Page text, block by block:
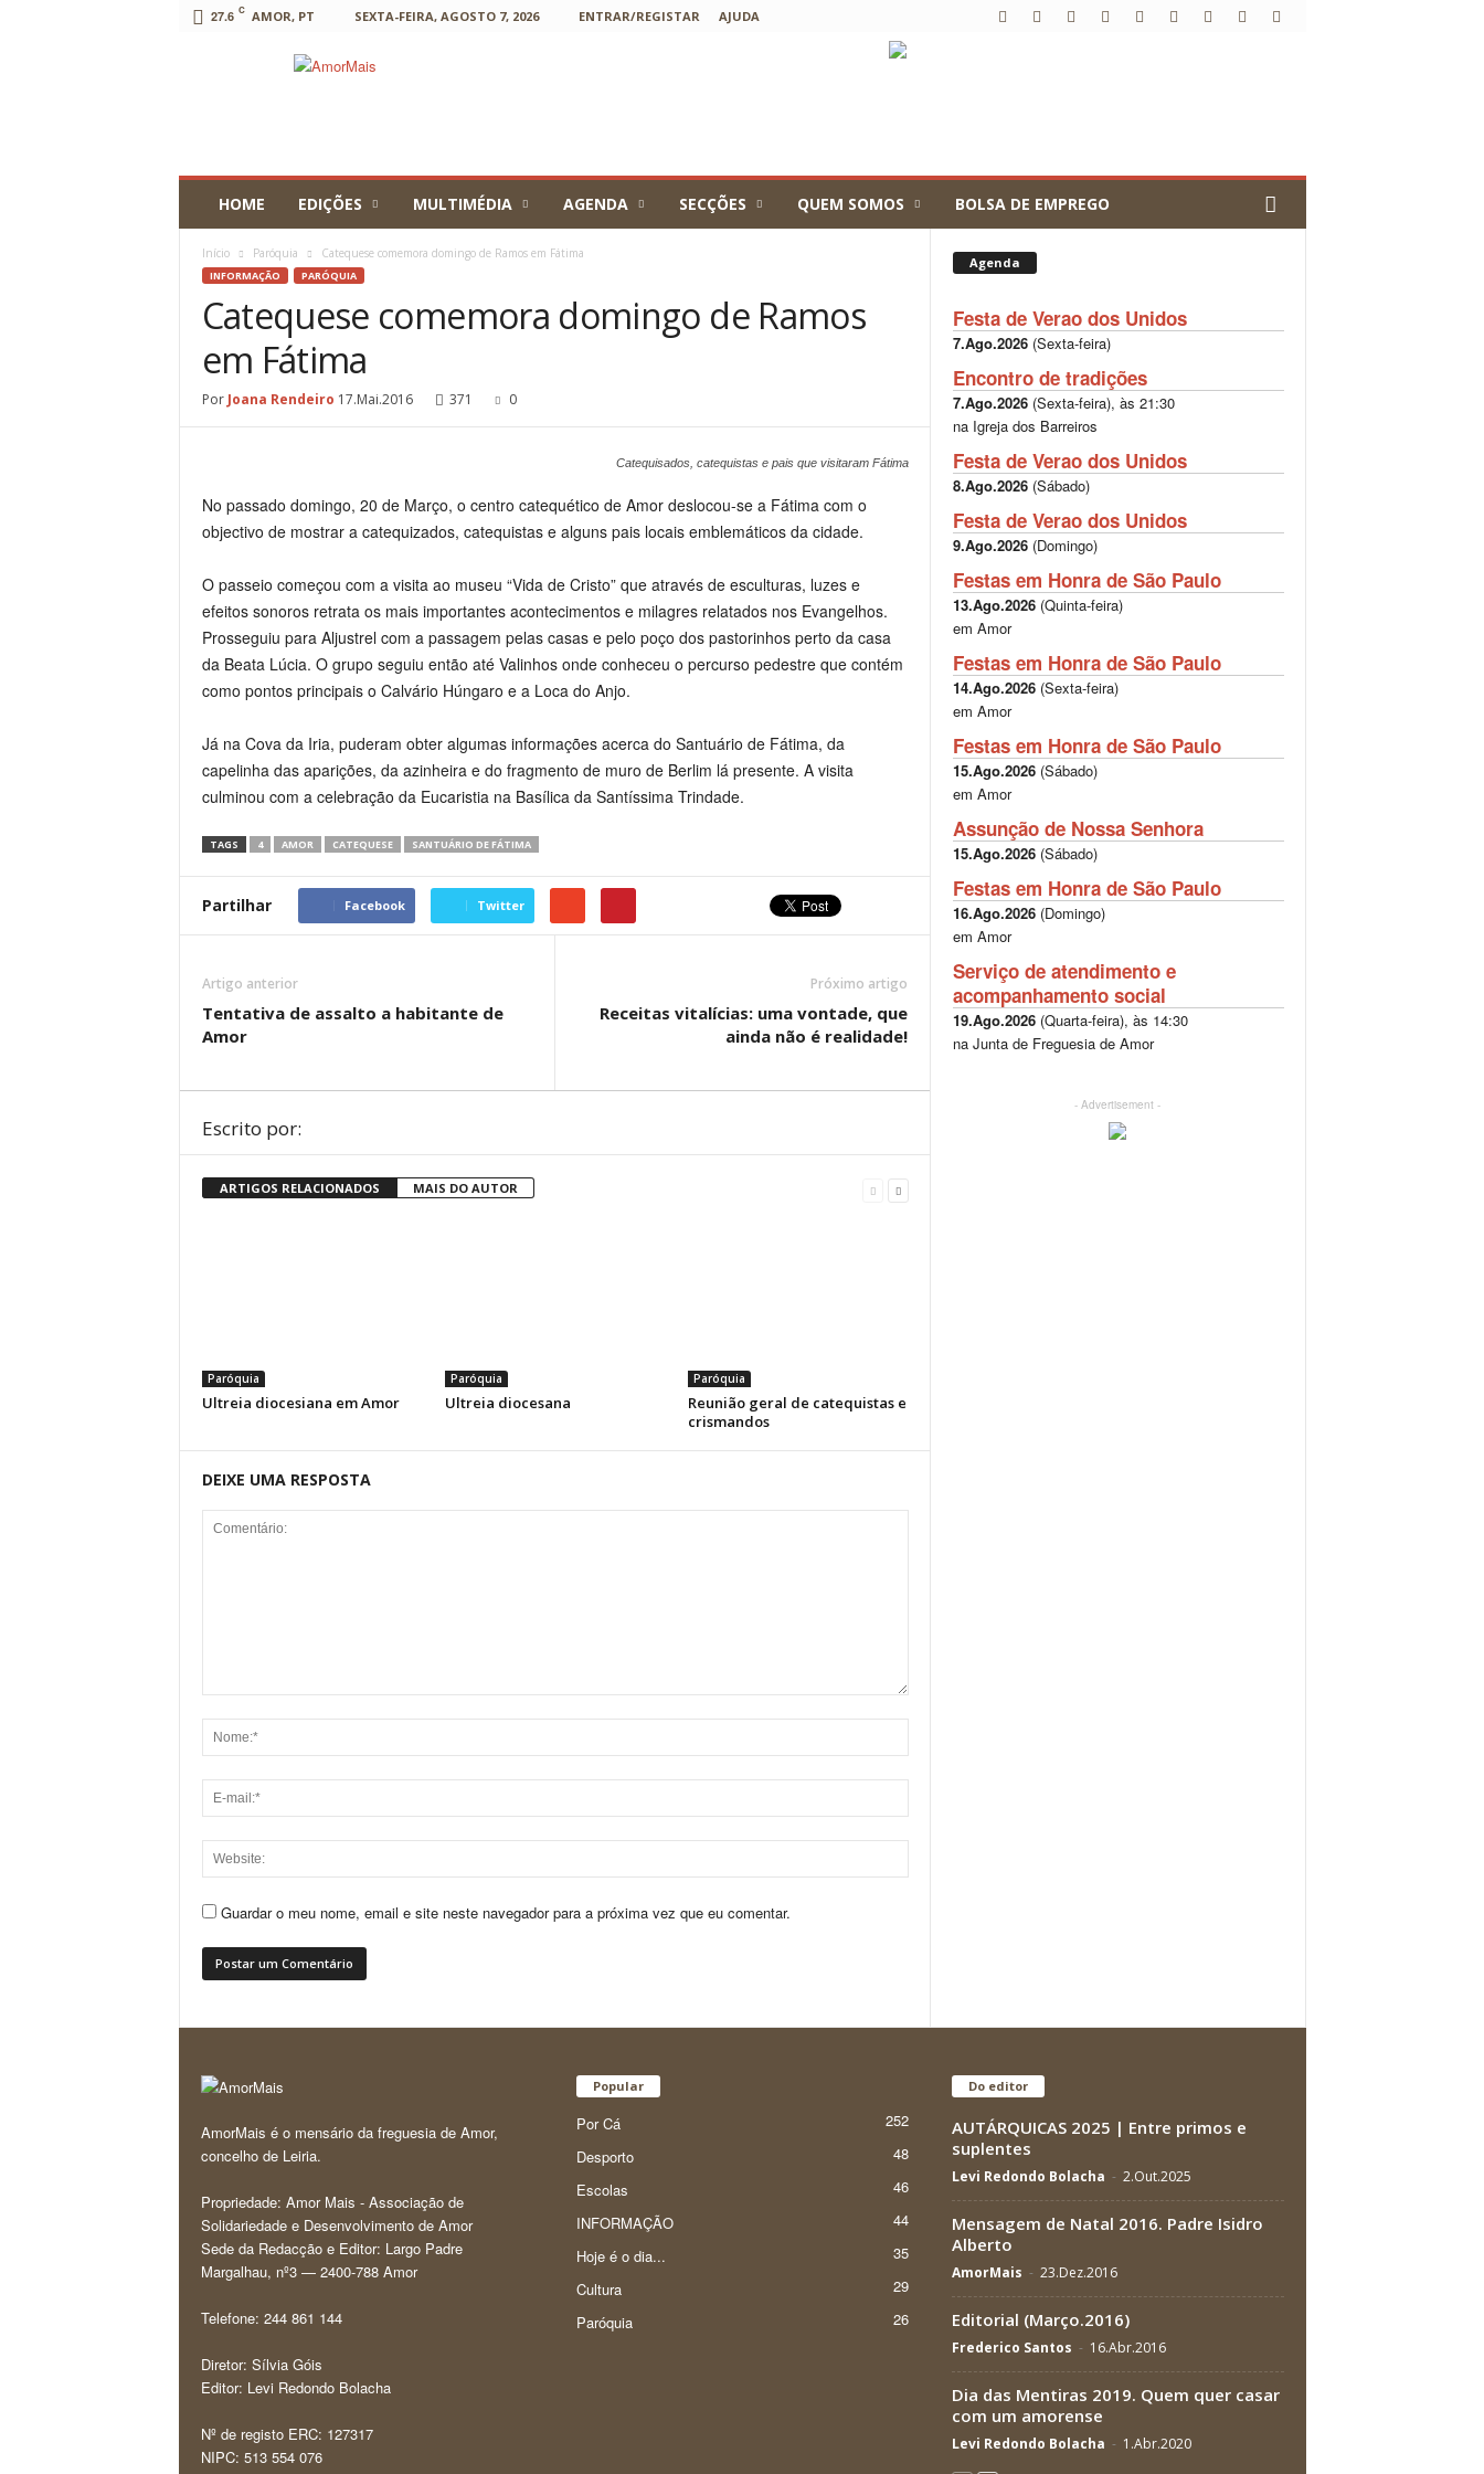
27.6 C AMOR, PT SEXTA-FEIRA, AGOSTO 7, 2026 ENTRAR/REGISTAR AJUDA
HOME EDIÇÕES MULTIMÉDIA AGENDA SECÇÕES QUEM SOMOS BOLSA DE EMPREGO
Início Paróquia Catequese comemora domingo de Ramos em Fátima
INFORMAÇÃO PARÓQUIA
Catequese comemora domingo de Ramos
em Fátima
Por Joana Rendeiro 17.Mai.2016 371 0
Catequisados, catequistas e pais que visitaram Fátima
No passado domingo, 20 de Março, o centro catequético de Amor deslocou-se a Fátima com o
objectivo de mostrar a catequizados, catequistas e alguns pais locais emblemáticos da cidade.
O passeio começou com a visita ao museu “Vida de Cristo” que através de esculturas, luzes e
efeitos sonoros retrata os mais importantes acontecimentos e milagres relatados nos Evangelhos.
Prosseguiu para Aljustrel com a passagem pelas casas e pelo poço dos pastorinhos perto da casa
da Beata Lúcia. O grupo seguiu então até Valinhos onde conheceu o percurso pedestre que contém
como pontos principais o Calvário Húngaro e a Loca do Anjo.
Já na Cova da Iria, puderam obter algumas informações acerca do Santuário de Fátima, da
capelinha das aparições, da azinheira e do fragmento de muro de Berlim lá presente. A visita
culminou com a celebração da Eucaristia na Basílica da Santíssima Trindade.
TAGS 4 AMOR CATEQUESE SANTUÁRIO DE FÁTIMA
Partilhar Facebook Twitter
Artigo anterior
Tentativa de assalto a habitante de
Amor
Próximo artigo
Receitas vitalícias: uma vontade, que
ainda não é realidade!
Escrito por:
ARTIGOS RELACIONADOS MAIS DO AUTOR
Paróquia
Ultreia diocesiana em Amor
Paróquia
Ultreia diocesana
Paróquia
Reunião geral de catequistas e
crismandos
DEIXE UMA RESPOSTA
Guardar o meu nome, email e site neste navegador para a próxima vez que eu comentar.
Agenda
Festa de Verao dos Unidos
7.Ago.2026(Sexta-feira)
Encontro de tradições
7.Ago.2026(Sexta-feira), às 21:30
na Igreja dos Barreiros
Festa de Verao dos Unidos
8.Ago.2026(Sábado)
Festa de Verao dos Unidos
9.Ago.2026(Domingo)
Festas em Honra de São Paulo
13.Ago.2026(Quinta-feira)
em Amor
Festas em Honra de São Paulo
14.Ago.2026(Sexta-feira)
em Amor
Festas em Honra de São Paulo
15.Ago.2026(Sábado)
em Amor
Assunção de Nossa Senhora
15.Ago.2026(Sábado)
Festas em Honra de São Paulo
16.Ago.2026(Domingo)
em Amor
Serviço de atendimento e
acompanhamento social
19.Ago.2026(Quarta-feira), às 14:30
na Junta de Freguesia de Amor
- Advertisement -
AmorMais é o mensário da freguesia de Amor,
concelho de Leiria.
Propriedade: Amor Mais - Associação de
Solidariedade e Desenvolvimento de Amor
Sede da Redacção e Editor: Largo Padre
Margalhau, nº3 — 2400-788 Amor
Telefone: 244 861 144
Diretor: Sílvia Góis
Editor: Levi Redondo Bolacha
Nº de registo ERC: 127317
NIPC: 513 554 076
Popular
Por Cá
252
Desporto
48
Escolas
46
INFORMAÇÃO
44
Hoje é o dia...
35
Cultura
29
Paróquia
26
Do editor
AUTÁRQUICAS 2025 | Entre primos e
suplentes
Levi Redondo Bolacha - 2.Out.2025
Mensagem de Natal 2016. Padre Isidro
Alberto
AmorMais - 23.Dez.2016
Editorial (Março.2016)
Frederico Santos - 16.Abr.2016
Dia das Mentiras 2019. Quem quer casar
com um amorense
Levi Redondo Bolacha - 1.Abr.2020